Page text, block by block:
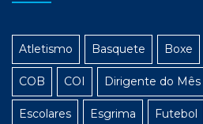
Atletismo Basquete Boxe
COB COI Dirigente do Mês
Escolares Esgrima Futebol